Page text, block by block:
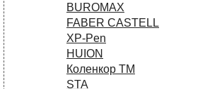
BUROMAX
FABER CASTELL
XP-Pen
HUION
Коленкор ТМ
STA